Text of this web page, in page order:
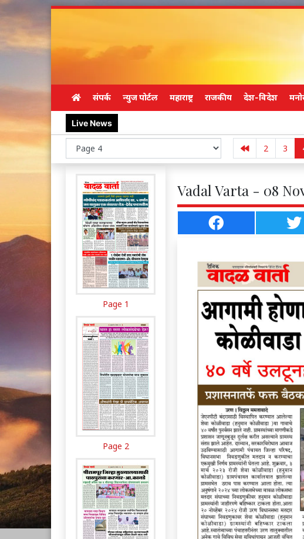
संपर्क न्युज पोर्टल महाराष्ट्र राजकीय देश-विदेश
Live News
2 3
Page 1
Page 2
Vadal Varta - 08